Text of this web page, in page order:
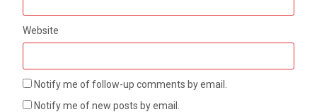
Website
Notify me of follow-up comments by email.
Notify me of new posts by email.